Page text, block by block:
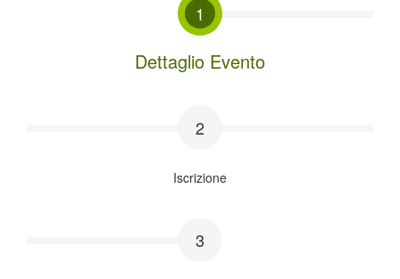
1
Dettaglio Evento
2
Iscrizione
3